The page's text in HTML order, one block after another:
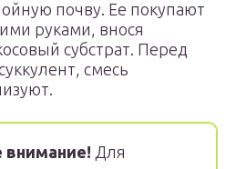
почву. Ее покупают
руками, внося
субстрат. Перед
смесь
внимание! Для